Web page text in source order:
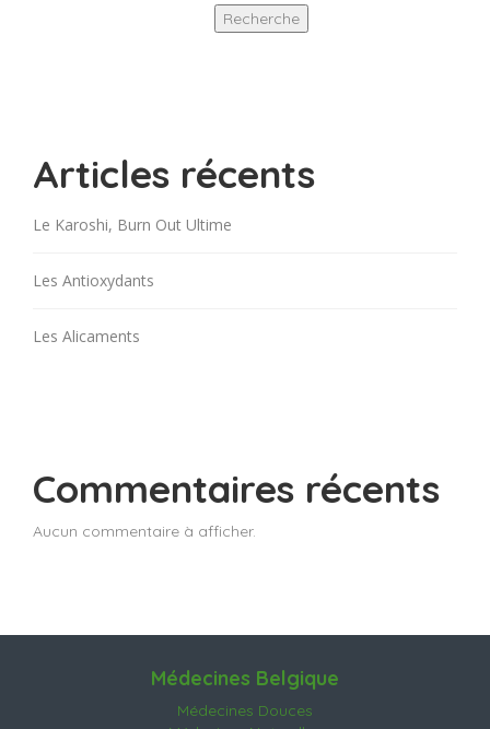
Recherche
Articles récents
Le Karoshi, Burn Out Ultime
Les Antioxydants
Les Alicaments
Commentaires récents
Aucun commentaire à afficher.
Médecines Belgique
Médecines Douces